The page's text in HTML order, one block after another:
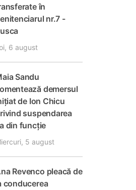
în
nr.7 -
6 august
Sandu
demersul
de Ion Chicu
suspendarea
din funcție
5 august
Revenco pleacă de
conducerea